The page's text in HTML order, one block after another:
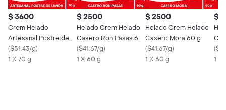
$ 3600
Crem Helado
Artesanal Postre de
Limón
($51.43/g)
1 X 70 g
$ 2500
Helado Crem Helado
Casero Ron Pasas 60
g
($41.67/g)
1 X 60 g
$ 2500
Helado Crem Helado
Casero Mora 60 g
($41.67/g)
1 X 60 g
$
g
(
1 X